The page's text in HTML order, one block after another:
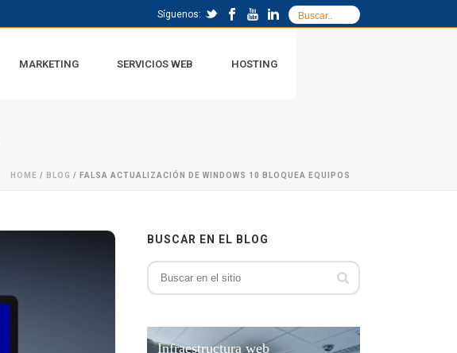
Síguenos:
MARKETING SERVICIOS WEB HOSTING
HOME / BLOG / FALSA ACTUALIZACIÓN DE WINDOWS 10 BLOQUEA EQUIPOS
BUSCAR EN EL BLOG
Infraestructura web